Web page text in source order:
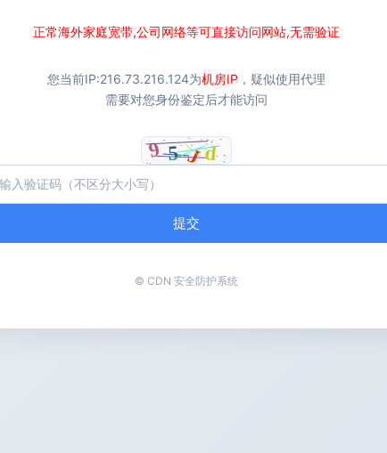
正常海外家庭宽带,公司网络等可直接访问网站,无需验证
您当前IP:216.73.216.124为机房IP ，疑似使用代理
需要对您身份鉴定后才能访问
提交
© CDN 安全防护系统